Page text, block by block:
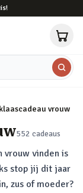
vrouw
552 cadeaus
vrouw vinden is
stop jij dit jaar
zus of moeder?